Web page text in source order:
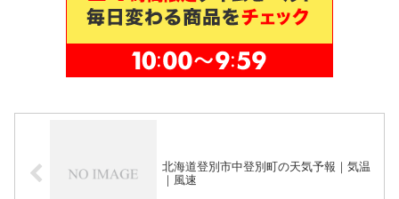
北海道登別市中登別町の天気予報｜気温
｜風速